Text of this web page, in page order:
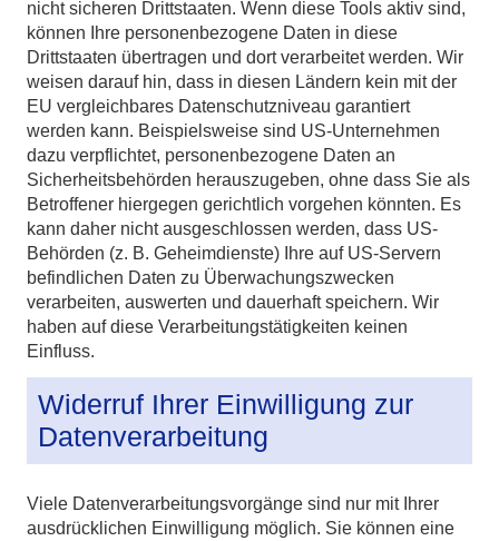
nicht sicheren Drittstaaten. Wenn diese Tools aktiv sind,
können Ihre personenbezogene Daten in diese
Drittstaaten übertragen und dort verarbeitet werden. Wir
weisen darauf hin, dass in diesen Ländern kein mit der
EU vergleichbares Datenschutzniveau garantiert
werden kann. Beispielsweise sind US-Unternehmen
dazu verpflichtet, personenbezogene Daten an
Sicherheitsbehörden herauszugeben, ohne dass Sie als
Betroffener hiergegen gerichtlich vorgehen könnten. Es
kann daher nicht ausgeschlossen werden, dass US-
Behörden (z. B. Geheimdienste) Ihre auf US-Servern
befindlichen Daten zu Überwachungszwecken
verarbeiten, auswerten und dauerhaft speichern. Wir
haben auf diese Verarbeitungstätigkeiten keinen
Einfluss.
Widerruf Ihrer Einwilligung zur
Datenverarbeitung
Viele Datenverarbeitungsvorgänge sind nur mit Ihrer
ausdrücklichen Einwilligung möglich. Sie können eine